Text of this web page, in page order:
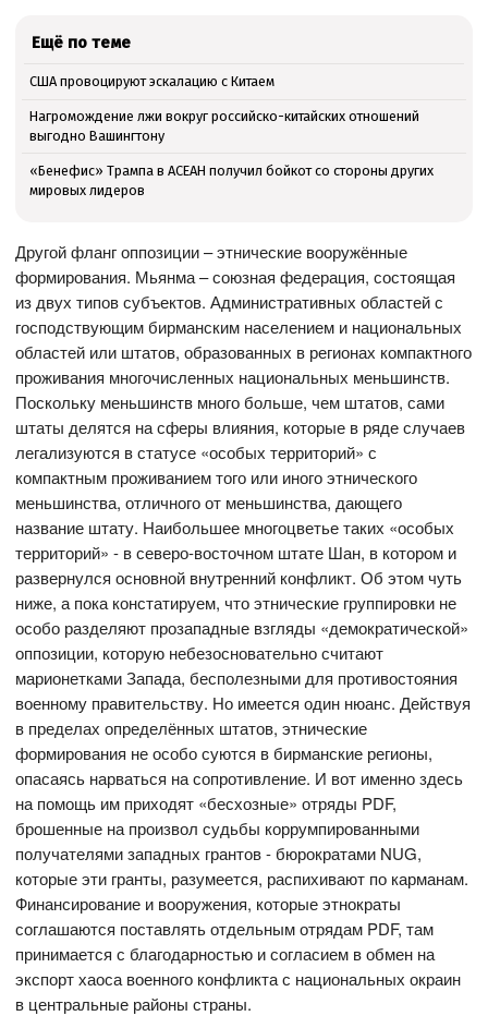
Ещё по теме
США провоцируют эскалацию с Китаем
Нагромождение лжи вокруг российско-китайских отношений
выгодно Вашингтону
«Бенефис» Трампа в АСЕАН получил бойкот со стороны других
мировых лидеров
Другой фланг оппозиции – этнические вооружённые
формирования. Мьянма – союзная федерация, состоящая
из двух типов субъектов. Административных областей с
господствующим бирманским населением и национальных
областей или штатов, образованных в регионах компактного
проживания многочисленных национальных меньшинств.
Поскольку меньшинств много больше, чем штатов, сами
штаты делятся на сферы влияния, которые в ряде случаев
легализуются в статусе «особых территорий» с
компактным проживанием того или иного этнического
меньшинства, отличного от меньшинства, дающего
название штату. Наибольшее многоцветье таких «особых
территорий» - в северо-восточном штате Шан, в котором и
развернулся основной внутренний конфликт. Об этом чуть
ниже, а пока констатируем, что этнические группировки не
особо разделяют прозападные взгляды «демократической»
оппозиции, которую небезосновательно считают
марионетками Запада, бесполезными для противостояния
военному правительству. Но имеется один нюанс. Действуя
в пределах определённых штатов, этнические
формирования не особо суются в бирманские регионы,
опасаясь нарваться на сопротивление. И вот именно здесь
на помощь им приходят «бесхозные» отряды PDF,
брошенные на произвол судьбы коррумпированными
получателями западных грантов - бюрократами NUG,
которые эти гранты, разумеется, распихивают по карманам.
Финансирование и вооружения, которые этнократы
соглашаются поставлять отдельным отрядам PDF, там
принимается с благодарностью и согласием в обмен на
экспорт хаоса военного конфликта с национальных окраин
в центральные районы страны.